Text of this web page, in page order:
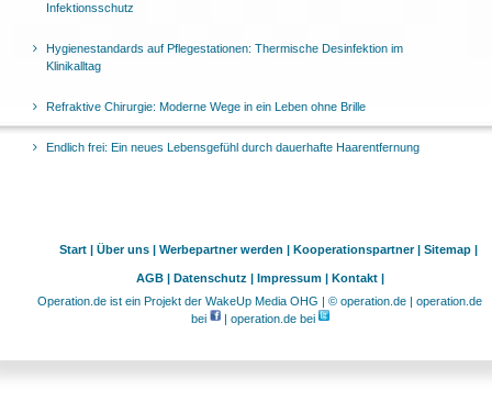
Infektionsschutz
Hygienestandards auf Pflegestationen: Thermische Desinfektion im
Klinikalltag
Refraktive Chirurgie: Moderne Wege in ein Leben ohne Brille
Endlich frei: Ein neues Lebensgefühl durch dauerhafte Haarentfernung
Start | Über uns | Werbepartner werden | Kooperationspartner | Sitemap |
AGB | Datenschutz | Impressum | Kontakt |
Operation.de ist ein Projekt der WakeUp Media OHG | © operation.de | operation.de
bei
| operation.de bei